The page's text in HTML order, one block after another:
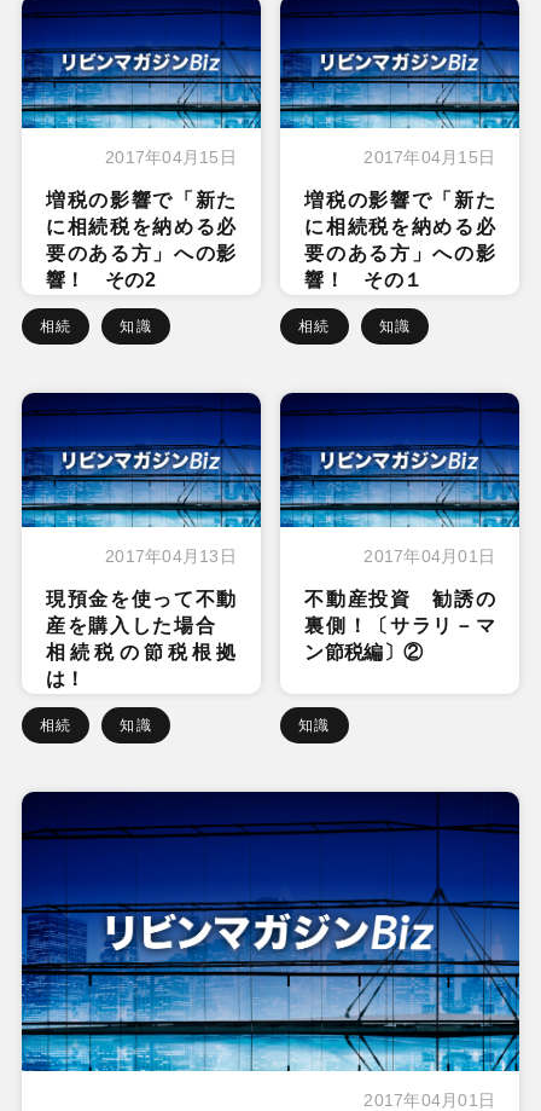
2017年04月15日
増税の影響で「新た
に相続税を納める必
要のある方」への影
響！ その2
相続 知識
2017年04月15日
増税の影響で「新た
に相続税を納める必
要のある方」への影
響！ その１
相続 知識
2017年04月13日
現預金を使って不動
産を購入した場合
相続税の節税根拠
は！
相続 知識
2017年04月01日
不動産投資 勧誘の
裏側！〔サラリ－マ
ン節税編〕②
知識
2017年04月01日